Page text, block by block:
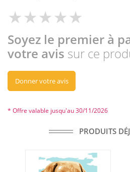
Soyez le premier à
votre avis sur ce
Donner votre avis
* Offre valable jusqu'au 30/11/2026
PRODUITS